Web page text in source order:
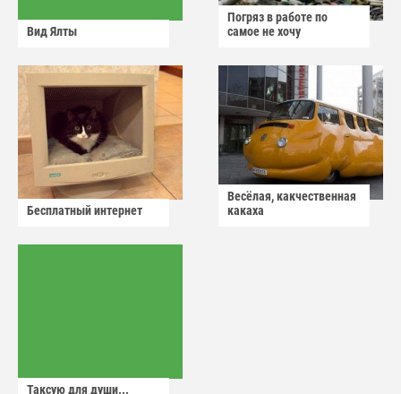
Вид Ялты
Погряз в работе по
самое не хочу
Бесплатный интернет
Весёлая, какчественная
какаха
Таксую для души...